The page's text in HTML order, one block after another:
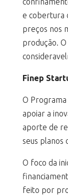
e cobertura
preços nos
produção.
Finep
O
apoiar a
aporte de
seus planos
O foco da
feito por